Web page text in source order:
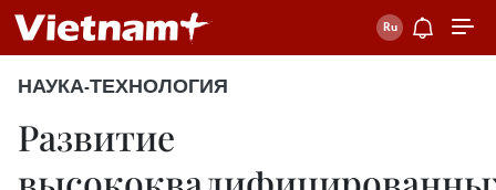
НАУКА-ТЕХНОЛОГИЯ
Развитие